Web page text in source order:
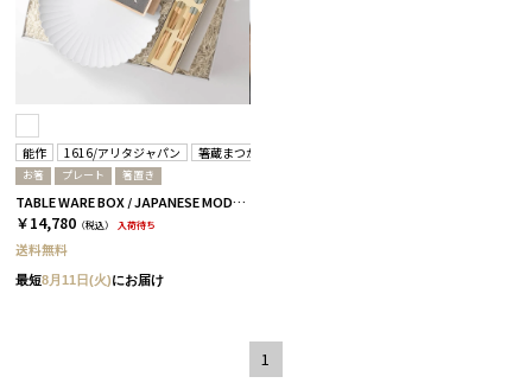
能作 1616/アリタジャパン 箸蔵まつかん
お箸 プレート 箸置き
TABLE WARE BOX / JAPANESE MODERN / 浜色＆雲色 全2サイズ Mサイズ
￥14,780 （税込） 入荷待ち
送料無料
最短8月11日(火)にお届け
1